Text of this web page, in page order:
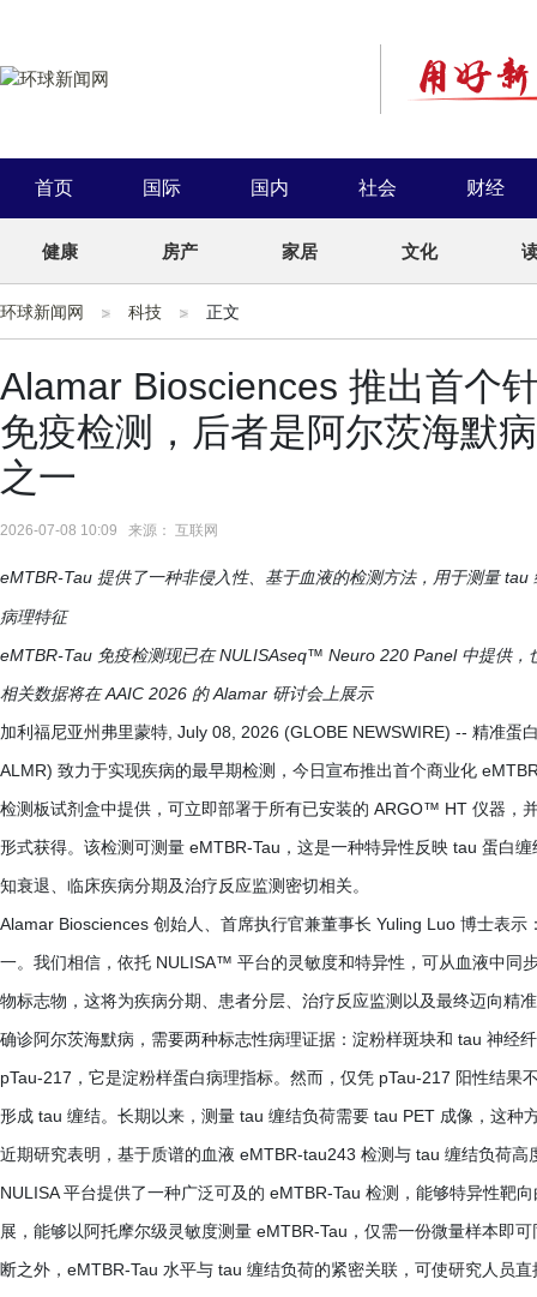
首页 国际 国内 社会 财经
健康 房产 家居 文化
环球新闻网 科技 正文
Alamar Biosciences 推出首个
免疫检测，后者是阿尔茨海默
之一
2026-07-08 10:09 来源： 互联网
eMTBR-Tau 提供了一种非侵入性、基于血液的检测方法，用于测量
病理特征
eMTBR-Tau 免疫检测现已在 NULISAseq™ Neuro 220 Panel 中提供
相关数据将在 AAIC 2026 的 Alamar 研讨会上展示
加利福尼亚州弗里蒙特, July 08, 2026 (GLOBE NEWSWIRE) -- 精准
ALMR) 致力于实现疾病的最早期检测，今日宣布推出首个商业化
检测板试剂盒中提供，可立即部署于所有已安装的 ARGO™ HT 仪器，
形式获得。该检测可测量 eMTBR-Tau，这是一种特异性反映 tau 蛋白
知衰退、临床疾病分期及治疗反应监测密切相关。
Alamar Biosciences 创始人、首席执行官兼董事长 Yuling Luo 博士表
一。我们相信，依托 NULISA™ 平台的灵敏度和特异性，可从血液中同
物标志物，这将为疾病分期、患者分层、治疗反应监测以及最终迈向精
确诊阿尔茨海默病，需要两种标志性病理证据：淀粉样斑块和 tau 神经
pTau-217，它是淀粉样蛋白病理指标。然而，仅凭 pTau-217 阳性结
形成 tau 缠结。长期以来，测量 tau 缠结负荷需要 tau PET 成像，这种
近期研究表明，基于质谱的血液 eMTBR-tau243 检测与 tau 缠结负荷
NULISA 平台提供了一种广泛可及的 eMTBR-Tau 检测，能够特异性靶
展，能够以阿托摩尔级灵敏度测量 eMTBR-Tau，仅需一份微量样本即
断之外，eMTBR-Tau 水平与 tau 缠结负荷的紧密关联，可使研究人员